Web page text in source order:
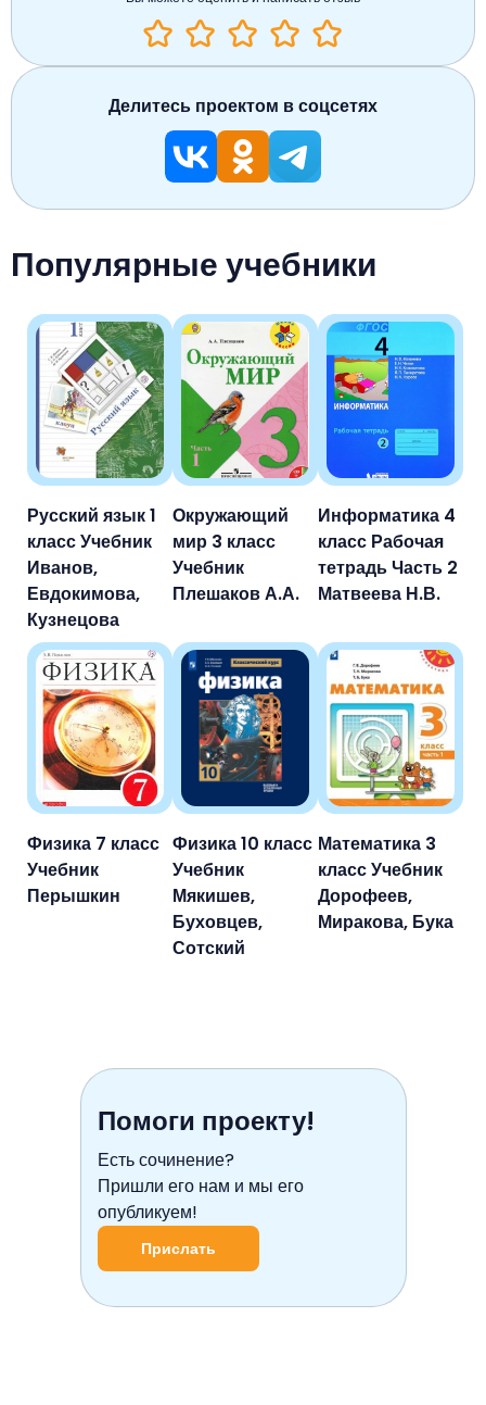
Популярные учебники
Русский язык 1
класс Учебник
Иванов,
Евдокимова,
Кузнецова
Окружающий
мир 3 класс
Учебник
Плешаков А.А.
Информатика 4
класс Рабочая
тетрадь Часть 2
Матвеева Н.В.
Физика 7 класс
Учебник
Перышкин
Физика 10 класс
Учебник
Мякишев,
Буховцев,
Сотский
Математика 3
класс Учебник
Дорофеев,
Миракова, Бука
Делитесь проектом в соцсетях
Помоги проекту!
Есть сочинение?
Пришли его нам и мы его
опубликуем!
Прислать